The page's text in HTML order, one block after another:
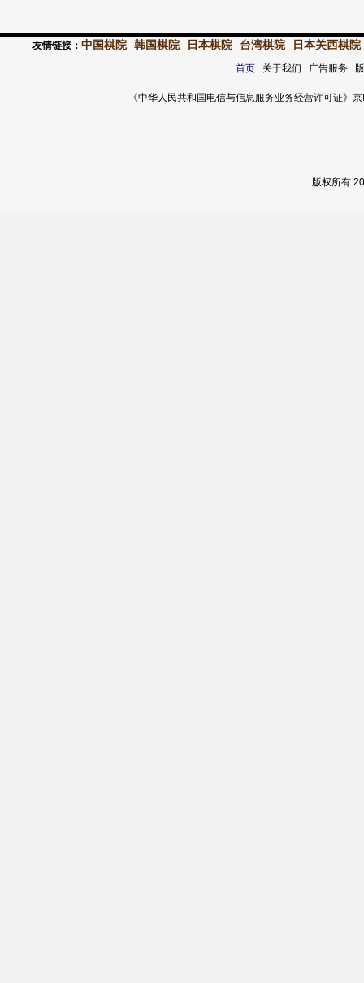
友情链接： 中国棋院 韩国棋院 日本棋院 台湾棋院 日本关西棋院
首页关于我们 广告服务
《中华人民共和国电信与信息服务业务经营许可证
版权所有